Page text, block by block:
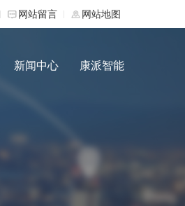
网站留言 网站地图
新闻中心 康派智能